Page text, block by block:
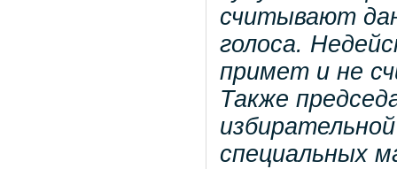
считывают
голоса.
примет и не
Также
специальных